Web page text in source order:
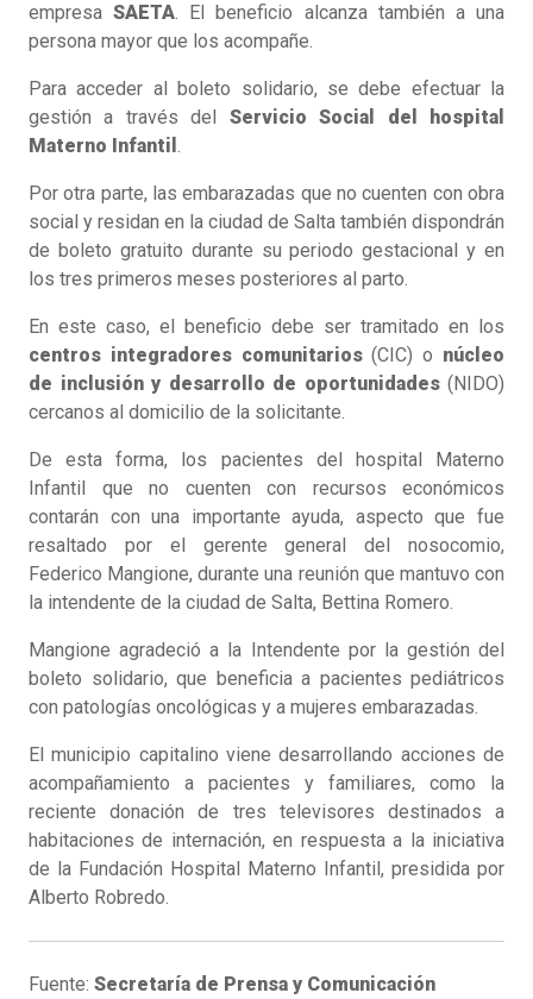
empresaSAETA. El beneficio alcanza también a una
persona mayor que los acompañe.
Para acceder al boleto solidario, se debe efectuar la
gestión a través del Servicio Social del hospital
Materno Infantil .
Por otra parte, las embarazadas que no cuenten con obra
social y residan en la ciudad de Salta también dispondrán
de boleto gratuito durante su periodo gestacional y en
los tres primeros meses posteriores al parto.
En este caso, el beneficio debe ser tramitado en los
centros integradores comunitarios(CIC) o núcleo
de inclusión y desarrollo de oportunidades(NIDO)
cercanos al domicilio de la solicitante.
De esta forma, los pacientes del hospital Materno
Infantil que no cuenten con recursos económicos
contarán con una importante ayuda, aspecto que fue
resaltado por el gerente general del nosocomio,
Federico Mangione, durante una reunión que mantuvo con
la intendente de la ciudad de Salta, Bettina Romero.
Mangione agradeció a la Intendente por la gestión del
boleto solidario, que beneficia a pacientes pediátricos
con patologías oncológicas y a mujeres embarazadas.
El municipio capitalino viene desarrollando acciones de
acompañamiento a pacientes y familiares, como la
reciente donación de tres televisores destinados a
habitaciones de internación, en respuesta a la iniciativa
de la Fundación Hospital Materno Infantil, presidida por
Alberto Robredo.
Fuente: Secretaría de Prensa y Comunicación